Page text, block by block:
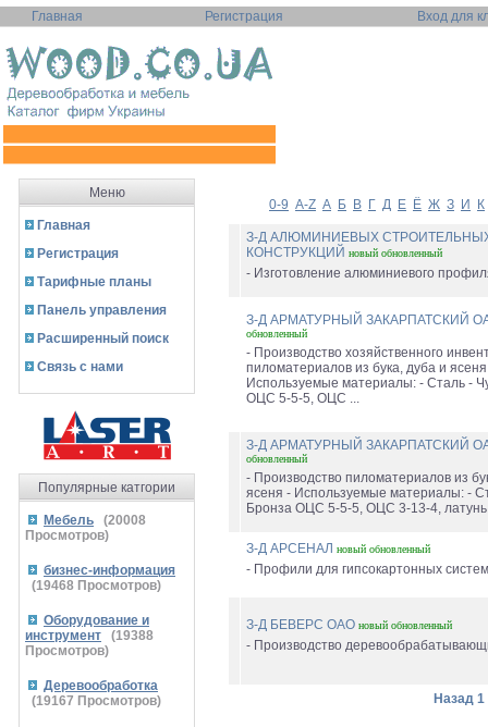
Главная Регистрация Вход для
Меню
Главная
Регистрация
Тарифные планы
Панель управления
Расширенный поиск
Связь с нами
Популярные катгории
Мебель (20008
Просмотров)
бизнес-информация
(19468 Просмотров)
Оборудование и
инструмент
(19388
Просмотров)
Деревообработка
(19167 Просмотров)
0-9 A-Z А Б В Г Д Е Ё Ж З И К
З-Д АЛЮМИНИЕВЫХ
КОНСТРУКЦИЙ новый обновленный
- Изготовление алюминиевого
З-Д АРМАТУРНЫЙ ЗАКАРПАТСКИЙ
обновленный
- Производство хозяйственного
пиломатериалов из бука, дуба и
Используемые материалы: - Сталь -
ОЦС 5-5-5, ОЦС ...
З-Д АРМАТУРНЫЙ ЗАКАРПАТСКИЙ
обновленный
- Производство пиломатериалов из
ясеня - Используемые материалы: -
Бронза ОЦС 5-5-5, ОЦС 3-13-4,
З-Д АРСЕНАЛ новый обновленный
- Профили для гипсокартонных
З-Д БЕВЕРС ОАО новый обновленный
- Производство
Назад 1